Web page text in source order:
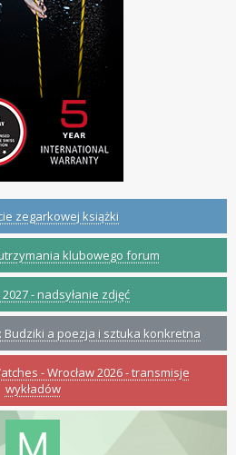
zegarkowej książki
klubowego forum
- nadsyłanie zdjęć
Budziki a poezja i sztuka konkretna
- Wrocław 2026 - transmisje
wykładów